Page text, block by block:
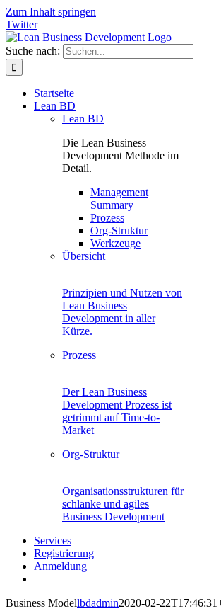
Zum Inhalt springen
Twitter
Suche nach:
Startseite
Lean BD
Lean BD
Die Lean Business
Development Methode im
Detail.
Management
Summary
Prozess
Org-Struktur
Werkzeuge
Übersicht
Prinzipien und Nutzen von
Lean Business
Development in aller
Kürze.
Prozess
Der Lean Business
Development Prozess ist
getrimmt auf Time-to-
Market
Org-Struktur
Organisationsstrukturen für
schlanke und agiles
Business Development
Services
Registrierung
Anmeldung
Business Modellbdadmin2020-02-